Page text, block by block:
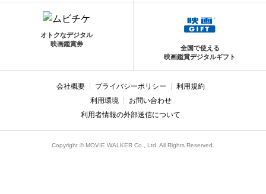
オトクなデジタル
映画鑑賞券
全国で使える
映画鑑賞デジタルギフト
会社概要 プライバシーポリシー
利用規約
利用環境
お問い合わせ
利用者情報の外部送信について
Copyright © MOVIE WALKER Co., Ltd. All Rights Reserved.